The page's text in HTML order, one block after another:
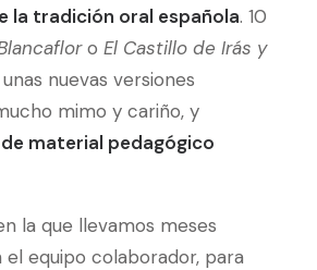
la tradición oral española. 10
o El Castillo de Irás y
nuevas versiones
mimo y cariño, y
material pedagógico
la que llevamos meses
el equipo colaborador, para